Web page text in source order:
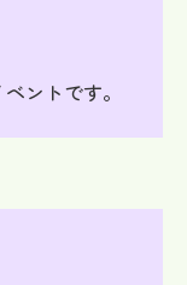
ントです。